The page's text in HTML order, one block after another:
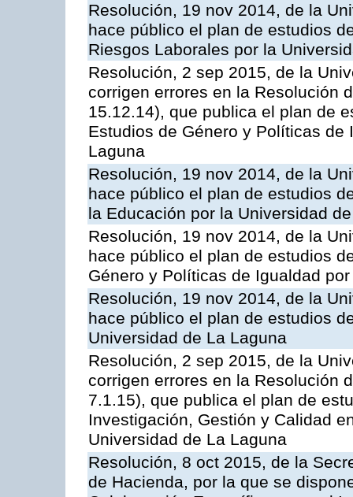
Resolución, 19 nov 2014, de la
hace público el plan de estudios
Riesgos Laborales por la
Resolución, 2 sep 2015, de la
corrigen errores en la Resolución
15.12.14), que publica el plan de
Estudios de Género y Políticas
Laguna
Resolución, 19 nov 2014, de la
hace público el plan de estudios
la Educación por la Universidad
Resolución, 19 nov 2014, de la
hace público el plan de estudios
Género y Políticas de Igualdad
Resolución, 19 nov 2014, de la
hace público el plan de estudios
Universidad de La Laguna
Resolución, 2 sep 2015, de la
corrigen errores en la Resolución
7.1.15), que publica el plan de
Investigación, Gestión y Calidad
Universidad de La Laguna
Resolución, 8 oct 2015, de la
de Hacienda, por la que se